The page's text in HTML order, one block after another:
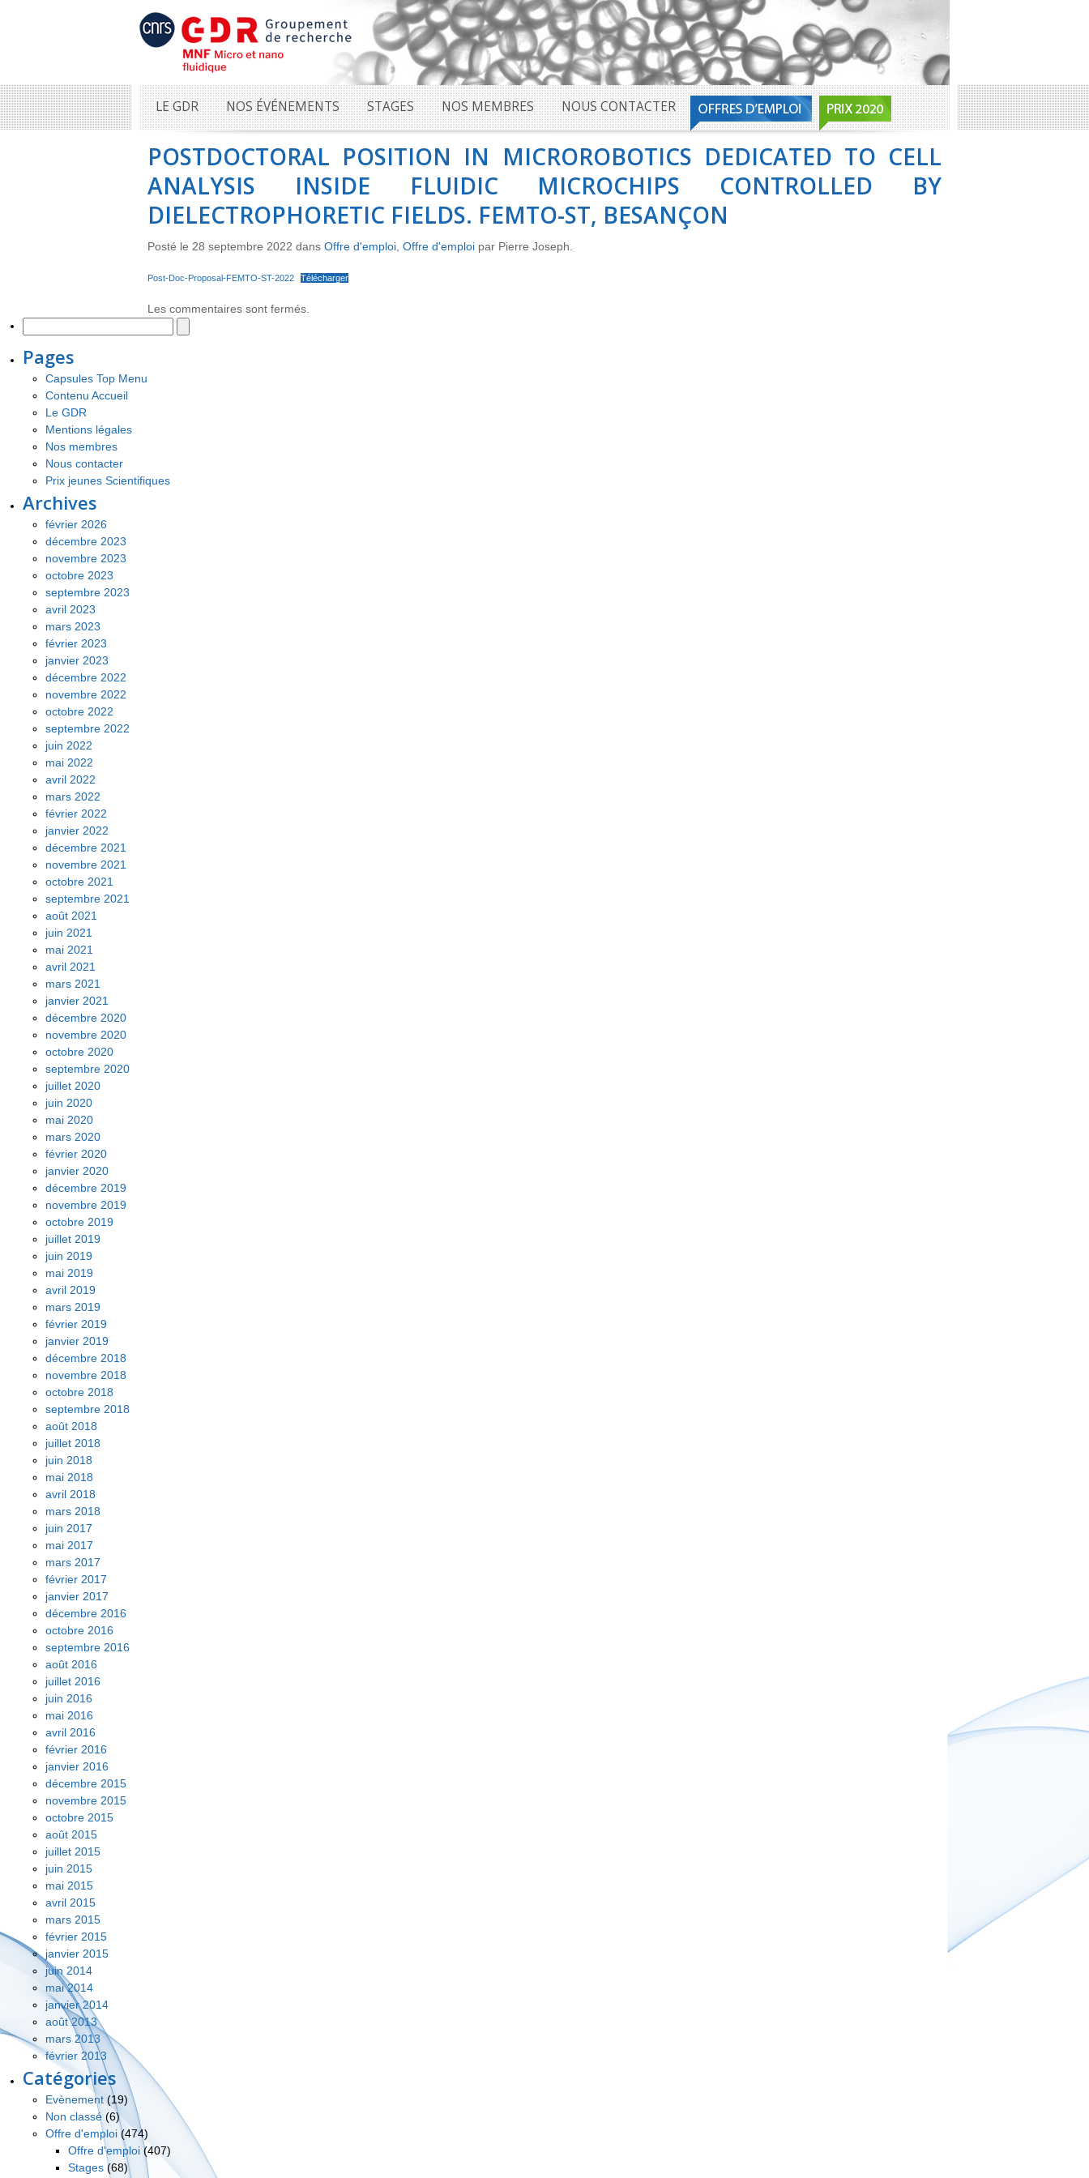
LE GDR NOS ÉVÉNEMENTS STAGES NOS MEMBRES NOUS CONTACTER
POSTDOCTORAL POSITION IN MICROROBOTICS DEDICATED TO CELL
ANALYSIS INSIDE FLUIDIC MICROCHIPS CONTROLLED BY
DIELECTROPHORETIC FIELDS. FEMTO-ST, BESANÇON
Posté le 28 septembre 2022 dans Offre d'emploi Offre d'emploi par Pierre Joseph.
Post-Doc-Proposal-FEMTO-ST-2022 Télécharger
Les commentaires sont fermés.
Pages
Capsules Top Menu
Contenu Accueil
Le GDR
Mentions légales
Nos membres
Nous contacter
Prix jeunes Scientifiques
Archives
février 2026
décembre 2023
novembre 2023
octobre 2023
septembre 2023
avril 2023
mars 2023
février 2023
janvier 2023
décembre 2022
novembre 2022
octobre 2022
septembre 2022
juin 2022
mai 2022
avril 2022
mars 2022
février 2022
janvier 2022
décembre 2021
novembre 2021
octobre 2021
septembre 2021
août 2021
juin 2021
mai 2021
avril 2021
mars 2021
janvier 2021
décembre 2020
novembre 2020
octobre 2020
septembre 2020
juillet 2020
juin 2020
mai 2020
mars 2020
février 2020
janvier 2020
décembre 2019
novembre 2019
octobre 2019
juillet 2019
juin 2019
mai 2019
avril 2019
mars 2019
février 2019
janvier 2019
décembre 2018
novembre 2018
octobre 2018
septembre 2018
août 2018
juillet 2018
juin 2018
mai 2018
avril 2018
mars 2018
juin 2017
mai 2017
mars 2017
février 2017
janvier 2017
décembre 2016
octobre 2016
septembre 2016
août 2016
juillet 2016
juin 2016
mai 2016
avril 2016
février 2016
janvier 2016
décembre 2015
novembre 2015
octobre 2015
août 2015
juillet 2015
juin 2015
mai 2015
avril 2015
mars 2015
février 2015
janvier 2015
juin 2014
mai 2014
janvier 2014
août 2013
mars 2013
février 2013
Catégories
Evènement(19)
Non classé (6)
Offre d'emploi (474)
Offre d'emploi (407)
Stages (68)